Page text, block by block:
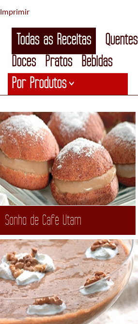
Imprimir
Todas as Receitas Quentes
Doces
Pratos
Bebidas
Por Produtos>
Sonho de Café Utam